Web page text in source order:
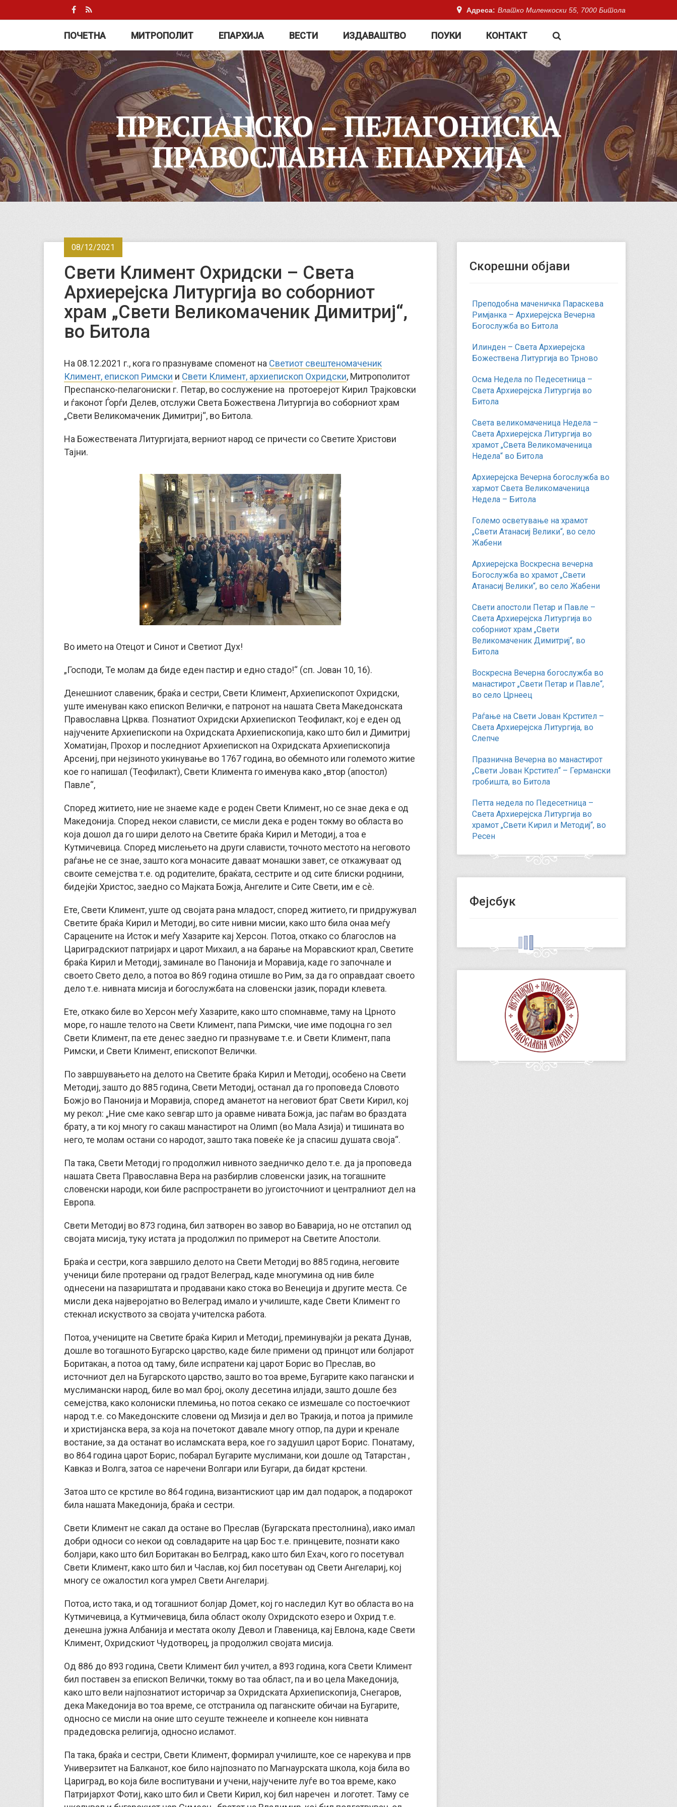
Адреса: Влатко Миленкоски 55, 7000 Битола
ПОЧЕТНА МИТРОПОЛИТ ЕПАРХИЈА ВЕСТИ ИЗДАВАШТВО ПОУКИ КОНТАКТ
ПРЕСПАНСКО – ПЕЛАГОНИСКА
ПРАВОСЛАВНА ЕПАРХИЈА
08/12/2021
Свети Климент Охридски – Света
Архиерејска Литургија во соборниот
храм „Свети Великомаченик Димитриј“,
во Битола
На 08.12.2021 г., кога го празнуваме споменот на Светиот свештеномаченик
Климент, епископ Римски и Свети Климент, архиепископ Охридски, Митрополитот
Преспанско-пелагониски г. Петар, во сослужение на протоерејот Кирил Трајковски
и ѓаконот Ѓорѓи Делев, отслужи Света Божествена Литургија во соборниот храм
„Свети Великомаченик Димитриј“, во Битола.
На Божествената Литургијата, верниот народ се причести со Светите Христови
Тајни.
Во името на Отецот и Синот и Светиот Дух!
„Господи, Те молам да биде еден пастир и едно стадо!“ (сп. Јован 10, 16).
Денешниот славеник, браќа и сестри, Свети Климент, Архиепископот Охридски,
уште именуван како епископ Велички, е патронот на нашата Света Македонската
Православна Црква. Познатиот Охридски Архиепископ Теофилакт, кој е еден од
најучените Архиепископи на Охридската Архиепископија, како што бил и Димитриј
Хоматијан, Прохор и последниот Архиепископ на Охридската Архиепископија
Арсениј, при нејзиното укинување во 1767 година, во обемното или големото житие
кое го напишал (Теофилакт), Свети Климента го именува како „втор (апостол)
Павле“,
Според житието, ние не знаеме каде е роден Свети Климент, но се знае дека е од
Македонија. Според некои слависти, се мисли дека е роден токму во областа во
која дошол да го шири делото на Светите браќа Кирил и Методиј, а тоа е
Кутмичевица. Според мислењето на други слависти, точното местото на неговото
раѓање не се знае, зашто кога монасите даваат монашки завет, се откажуваат од
своите семејства т.е. од родителите, браќата, сестрите и од сите блиски роднини,
бидејќи Христос, заедно со Мајката Божја, Ангелите и Сите Свети, им е сè.
Ете, Свети Климент, уште од својата рана младост, според житието, ги придружувал
Светите браќа Кирил и Методиј, во сите нивни мисии, како што била онаа меѓу
Сарацените на Исток и меѓу Хазарите кај Херсон. Потоа, откако со благослов на
Цариградскиот патријарх и царот Михаил, а на барање на Моравскиот крал, Светите
браќа Кирил и Методиј, заминале во Панонија и Моравија, каде го започнале и
своето Свето дело, а потоа во 869 година отишле во Рим, за да го оправдаат своето
дело т.е. нивната мисија и богослужбата на словенски јазик, поради клевета.
Ете, откако биле во Херсон меѓу Хазарите, како што спомнавме, таму на Црното
море, го нашле телото на Свети Климент, папа Римски, чие име подоцна го зел
Свети Климент, па ете денес заедно ги празнуваме т.е. и Свети Климент, папа
Римски, и Свети Климент, епископот Велички.
По завршувањето на делото на Светите браќа Кирил и Методиј, особено на Свети
Методиј, зашто до 885 година, Свети Методиј, останал да го проповеда Словото
Божјо во Панонија и Моравија, според аманетот на неговиот брат Свети Кирил, кој
му рекол: „Ние сме како ѕевгар што ја оравме нивата Божја, јас паѓам во браздата
брату, а ти кој многу го сакаш манастирот на Олимп (во Мала Азија) и тишината во
него, те молам остани со народот, зашто така повеќе ќе ја спасиш душата своја“.
Па така, Свети Методиј го продолжил нивното заедничко дело т.е. да ја проповеда
нашата Света Православна Вера на разбирлив словенски јазик, на тогашните
словенски народи, кои биле распространети во југоисточниот и централниот дел на
Европа.
Свети Методиј во 873 година, бил затворен во завор во Баварија, но не отстапил од
својата мисија, туку истата ја продолжил по примерот на Светите Апостоли.
Браќа и сестри, кога завршило делото на Свети Методиј во 885 година, неговите
ученици биле протерани од градот Велеград, каде многумина од нив биле
однесени на пазариштата и продавани како стока во Венеција и другите места. Се
мисли дека најверојатно во Велеград имало и училиште, каде Свети Климент го
стекнал искуството за својата учителска работа.
Потоа, учениците на Светите браќа Кирил и Методиј, преминувајќи ја реката Дунав,
дошле во тогашното Бугарско царство, каде биле примени од принцот или болјарот
Боритакан, а потоа од таму, биле испратени кај царот Борис во Преслав, во
источниот дел на Бугарското царство, зашто во тоа време, Бугарите како пагански и
муслимански народ, биле во мал број, околу десетина илјади, зашто дошле без
семејства, како колониски племиња, но потоа секако се измешале со постоечкиот
народ т.е. со Македонските словени од Мизија и дел во Тракија, и потоа ја примиле
и христијанска вера, за која на почетокот давале многу отпор, па дури и кренале
востание, за да останат во исламската вера, кое го задушил царот Борис. Понатаму,
во 864 година царот Борис, побарал Бугарите муслимани, кои дошле од Татарстан ,
Кавказ и Волга, затоа се наречени Волгари или Бугари, да бидат крстени.
Затоа што се крстиле во 864 година, византискиот цар им дал подарок, а подарокот
била нашата Македонија, браќа и сестри.
Свети Климент не сакал да остане во Преслав (Бугарската престолнина), иако имал
добри односи со некои од совладарите на цар Бос т.е. принцевите, познати како
болјари, како што бил Боритакан во Белград, како што бил Ехач, кого го посетувал
Свети Климент, како што бил и Часлав, кој бил посетуван од Свети Ангелариј, кој
многу се ожалостил кога умрел Свети Ангелариј.
Потоа, исто така, и од тогашниот болјар Домет, кој го наследил Кут во областа во на
Кутмичевица, а Кутмичевица, била област околу Охридското езеро и Охрид т.е.
денешна јужна Албанија и местата околу Девол и Главеница, кај Евлона, каде Свети
Климент, Охридскиот Чудотворец, ја продолжил својата мисија.
Од 886 до 893 година, Свети Климент бил учител, а 893 година, кога Свети Климент
бил поставен за епископ Велички, токму во таа област, па и во цела Македонија,
како што вели најпознатиот историчар за Охридската Архиепископија, Снегаров,
дека Македонија во тоа време, се отстранила од паганските обичаи на Бугарите,
односно се мисли на оние што сеуште тежнееле и копнееле кон нивната
прадедовска религија, односно исламот.
Па така, браќа и сестри, Свети Климент, формирал училиште, кое се нарекува и прв
Универзитет на Балканот, кое било најпознато по Магнаурската школа, која била во
Цариград, во која биле воспитувани и учени, најучените луѓе во тоа време, како
Патријархот Фотиј, како што бил и Свети Кирил, кој бил наречен и логотет. Таму се
Скорешни објави
Преподобна маченичка Параскева
Римјанка – Архиерејска Вечерна
Богослужба во Битола
Илинден – Света Архиерејска
Божествена Литургија во Трново
Осма Недела по Педесетница –
Света Архиерејска Литургија во
Битола
Света великомаченица Недела –
Света Архиерејска Литургија во
храмот „Света Великомаченица
Недела“ во Битола
Архиерејска Вечерна богослужба во
хармот Света Великомаченица
Недела – Битола
Големо осветување на храмот
„Свети Атанасиј Велики“, во село
Жабени
Архиерејска Воскресна вечерна
Богослужба во храмот „Свети
Атанасиј Велики“, во село Жабени
Свети апостоли Петар и Павле –
Света Архиерејска Литургија во
соборниот храм „Свети
Великомаченик Димитриј“, во
Битола
Воскресна Вечерна богослужба во
манастирот „Свети Петар и Павле“,
во село Црнеец
Раѓање на Свети Јован Крстител –
Света Архиерејска Литургија, во
Слепче
Празнична Вечерна во манастирот
„Свети Јован Крстител“ – Германски
гробишта, во Битола
Петта недела по Педесетница –
Света Архиерејска Литургија во
храмот „Свети Кирил и Методиј“, во
Ресен
Фејсбук